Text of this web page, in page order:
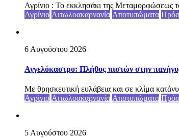
Αγρίνιο : Το εκκλησάκι της Μεταμορφώσεως
Αγρίνιο Αιτωλοακαρνανία Αποτυπώματα
6 Αυγούστου 2026
Αγγελόκαστρο: Πλήθος πιστών στην
Με θρησκευτική ευλάβεια και σε κλίμα
Αγρίνιο Αιτωλοακαρνανία Αποτυπώματα
5 Αυγούστου 2026